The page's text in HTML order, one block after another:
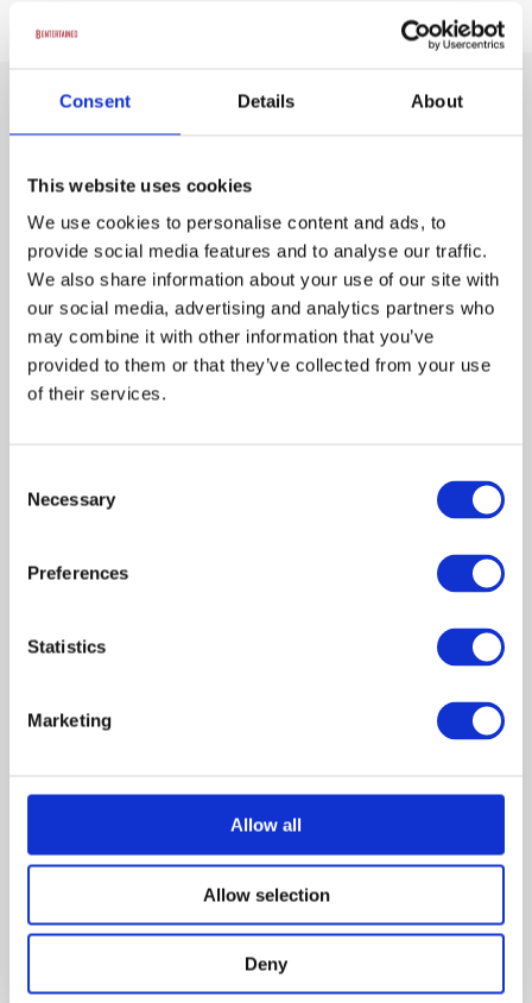
Consent Details About
This website uses cookies
We use cookies to personalise content and ads, to
provide social media features and to analyse our traffic.
We also share information about your use of our site with
our social media, advertising and analytics partners who
may combine it with other information that you’ve
provided to them or that they’ve collected from your use
of their services.
Selection
Necessary
Preferences
Statistics
Marketing
Allow all
Allow selection
Deny
Book Niels Nørkjær
Navn
Email
booking
Martin Rosenberg
martin@bentertained.dk